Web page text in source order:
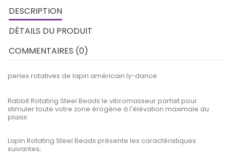
DESCRIPTION
DÉTAILS DU PRODUIT
COMMENTAIRES (0)
perles rotatives de lapin américain ly-dance
Rabbit Rotating Steel Beads le vibromasseur parfait pour
stimuler toute votre zone érogène à l'élévation maximale du
plaisir.
Lapin Rotating Steel Beads présente les caractéristiques
suivantes;